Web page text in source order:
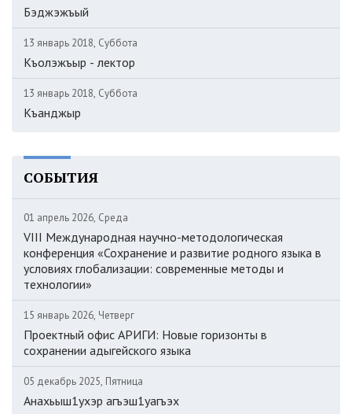
Бэджэжъый
13 январь 2018, Суббота
Къолэжъыр - лектор
13 январь 2018, Суббота
Къанджыр
СОБЫТИЯ
01 апрель 2026, Среда
VIII Международная научно-методологическая
конференция «Сохранение и развитие родного языка в
условиях глобализации: современные методы и
технологии»
15 январь 2026, Четверг
Проектный офис АРИГИ: Новые горизонты в
сохранении адыгейского языка
05 декабрь 2025, Пятница
Анахьыш1ухэр агъэш1уагъэх